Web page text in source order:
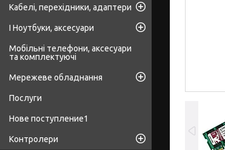
Кабелі, перехідники, адаптери
І Ноутбуки, аксесуари
Мобільні телефони, аксесуари
та комплектуючі
Мережеве обладнання
Послуги
Нове поступление1
Контролери